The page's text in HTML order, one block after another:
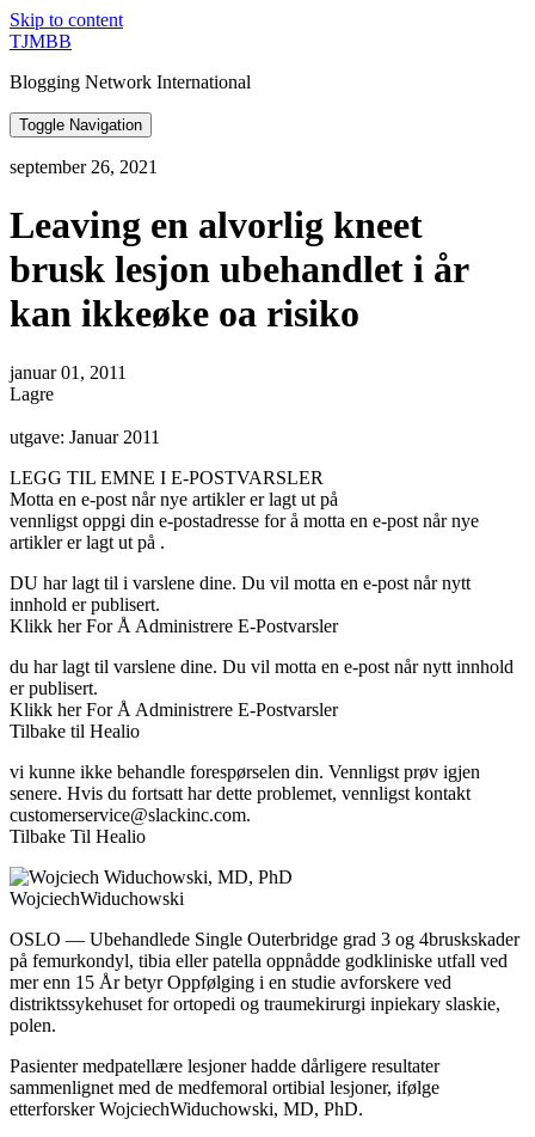
Skip to content
TJMBB
Blogging Network International
Toggle Navigation
september 26, 2021
Leaving en alvorlig kneet
brusk lesjon ubehandlet i år
kan ikkeøke oa risiko
januar 01, 2011
Lagre
utgave: Januar 2011
LEGG TIL EMNE I E-POSTVARSLER
Motta en e-post når nye artikler er lagt ut på
vennligst oppgi din e-postadresse for å motta en e-post når nye
artikler er lagt ut på .
DU har lagt til i varslene dine. Du vil motta en e-post når nytt
innhold er publisert.
Klikk her For Å Administrere E-Postvarsler
du har lagt til varslene dine. Du vil motta en e-post når nytt innhold
er publisert.
Klikk her For Å Administrere E-Postvarsler
Tilbake til Healio
vi kunne ikke behandle forespørselen din. Vennligst prøv igjen
senere. Hvis du fortsatt har dette problemet, vennligst kontakt
customerservice@slackinc.com.
Tilbake Til Healio
WojciechWiduchowski
OSLO — Ubehandlede Single Outerbridge grad 3 og 4bruskskader
på femurkondyl, tibia eller patella oppnådde godkliniske utfall ved
mer enn 15 År betyr Oppfølging i en studie avforskere ved
distriktssykehuset for ortopedi og traumekirurgi inpiekary slaskie,
polen.
Pasienter medpatellære lesjoner hadde dårligere resultater
sammenlignet med de medfemoral ortibial lesjoner, ifølge
etterforsker WojciechWiduchowski, MD, PhD.